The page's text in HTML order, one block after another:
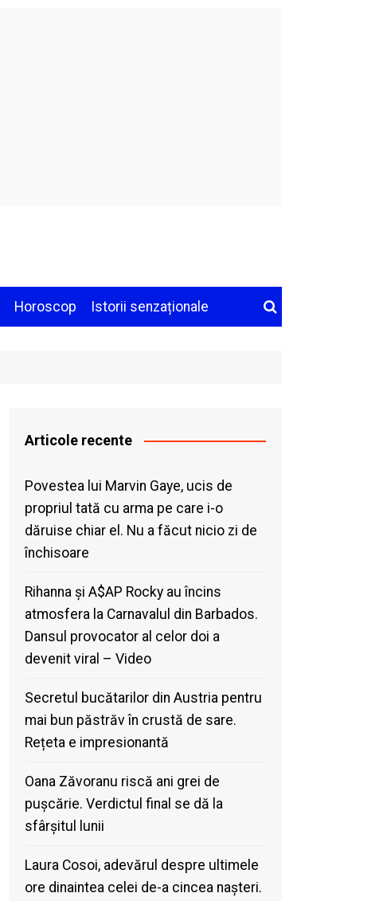
Horoscop Istorii senzaționale
Articole recente
Povestea lui Marvin Gaye, ucis de
propriul tată cu arma pe care i-o
dăruise chiar el. Nu a făcut nicio zi de
închisoare
Rihanna și A$AP Rocky au încins
atmosfera la Carnavalul din Barbados.
Dansul provocator al celor doi a
devenit viral – Video
Secretul bucătarilor din Austria pentru
mai bun păstrăv în crustă de sare.
Rețeta e impresionantă
Oana Zăvoranu riscă ani grei de
pușcărie. Verdictul final se dă la
sfârșitul lunii
Laura Cosoi, adevărul despre ultimele
ore dinaintea celei de-a cincea nașteri.